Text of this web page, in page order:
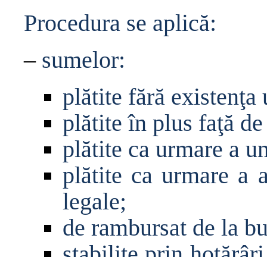
Procedura se aplică:
– sumelor:
plătite fără existenţa
plătite în plus faţă
plătite ca urmare a
plătite ca urmare a
legale;
de rambursat de la